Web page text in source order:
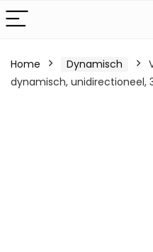
Home Dynamisch
dynamisch, unidirectioneel,